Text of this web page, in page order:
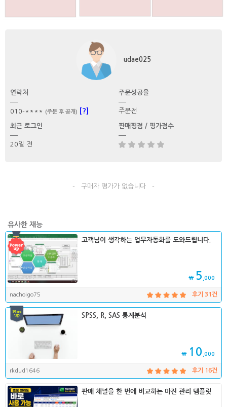
udae025
연락처
010-**** (주문 후 공개) [?]
주문성공율
주문전
최근 로그인
20일 전
판매평점 / 평가점수
- 구매자 평가가 없습니다 -
유사한 재능
고객님이 생각하는 업무자동화를 도와드립니다.
₩ 5 ,000
nachoigo75 후기 31건
SPSS, R, SAS 통계분석
₩ 10 ,000
rkdud1646 후기 16건
판매 채널을 한 번에 비교하는 마진 관리 템플릿